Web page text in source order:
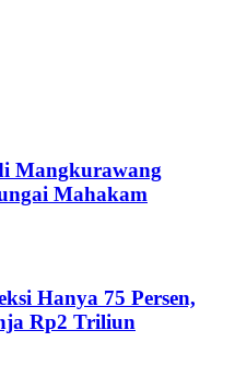
Mangkurawang
Mahakam
Hanya 75 Persen,
Rp2 Triliun